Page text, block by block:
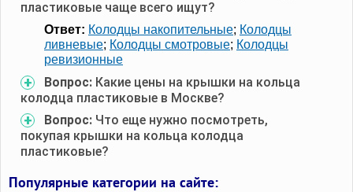
пластиковые чаще всего ищут?
Ответ: Колодцы накопительные; Колодцы
ливневые; Колодцы смотровые; Колодцы
ревизионные
Вопрос: Какие цены на крышки на кольца
колодца пластиковые в Москве?
Вопрос: Что еще нужно посмотреть,
покупая крышки на кольца колодца
пластиковые?
Популярные категории на сайте: